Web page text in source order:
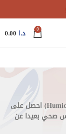
0 د.ا 0.00
مع أجهزة ترطيب الهواء (‏Humidifier) احصل على
صحي ‏بعيدا عن